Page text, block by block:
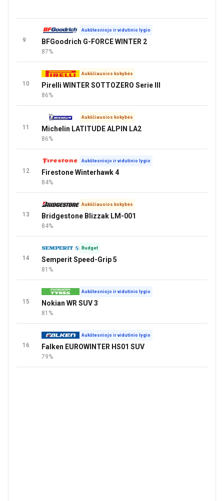
9
Aukštesniojo ir vidutinio lygio
BFGoodrich G-FORCE WINTER 2
87%
10
Aukščiausios kokybės
Pirelli WINTER SOTTOZERO Serie III
86%
11
Aukščiausios kokybės
Michelin LATITUDE ALPIN LA2
86%
12
Aukštesniojo ir vidutinio lygio
Firestone Winterhawk 4
84%
13
Aukščiausios kokybės
Bridgestone Blizzak LM-001
84%
14
Budget
Semperit Speed-Grip 5
81%
15
Aukštesniojo ir vidutinio lygio
Nokian WR SUV 3
81%
16
Aukštesniojo ir vidutinio lygio
Falken EUROWINTER HS01 SUV
79%